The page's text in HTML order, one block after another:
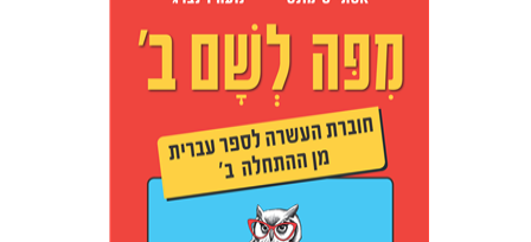
נועה וינברג אסתר סימונס